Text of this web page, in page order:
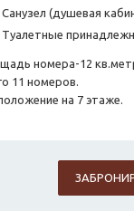
Санузел (душевая
Туалетные
номера-12
11 номеров.
на 7 этаже.